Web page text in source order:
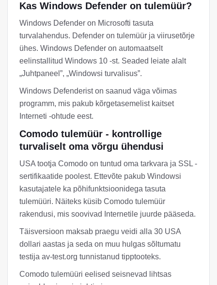
Kas Windows Defender on tulemüür?
Windows Defender on Microsofti tasuta
turvalahendus. Defender on tulemüür ja viirusetõrje
ühes. Windows Defender on automaatselt
eelinstallitud Windows 10 -st. Seaded leiate alalt
„Juhtpaneel”, „Windowsi turvalisus”.
Windows Defenderist on saanud väga võimas
programm, mis pakub kõrgetasemelist kaitset
Interneti -ohtude eest.
Comodo tulemüür - kontrollige
turvaliselt oma võrgu ühendusi
USA tootja Comodo on tuntud oma tarkvara ja SSL -
sertifikaatide poolest. Ettevõte pakub Windowsi
kasutajatele ka põhifunktsioonidega tasuta
tulemüüri. Näiteks küsib Comodo tulemüür
rakendusi, mis soovivad Internetile juurde pääseda.
Täisversioon maksab praegu veidi alla 30 USA
dollari aastas ja seda on muu hulgas sõltumatu
testija av-test.org tunnistanud tipptooteks.
Comodo tulemüüri eelised seisnevad lihtsas